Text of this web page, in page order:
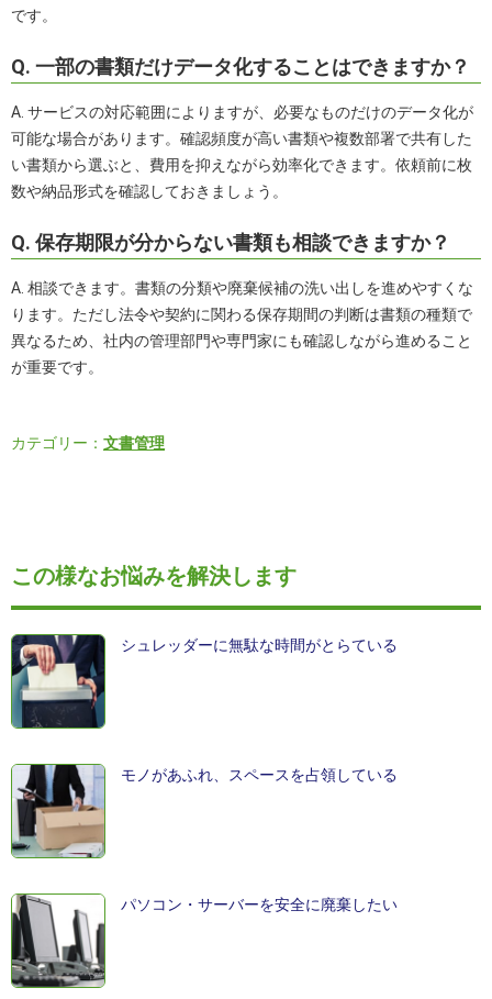
です。
Q. 一部の書類だけデータ化することはできますか？
A. サービスの対応範囲によりますが、必要なものだけのデータ化が
可能な場合があります。確認頻度が高い書類や複数部署で共有した
い書類から選ぶと、費用を抑えながら効率化できます。依頼前に枚
数や納品形式を確認しておきましょう。
Q. 保存期限が分からない書類も相談できますか？
A. 相談できます。書類の分類や廃棄候補の洗い出しを進めやすくな
ります。ただし法令や契約に関わる保存期間の判断は書類の種類で
異なるため、社内の管理部門や専門家にも確認しながら進めること
が重要です。
カテゴリー： 文書管理
この様なお悩みを解決します
シュレッダーに無駄な時間がとらている
モノがあふれ、スペースを占領している
パソコン・サーバーを安全に廃棄したい